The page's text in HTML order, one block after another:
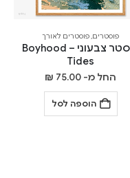
פוסטרים,פוסטרים לאורך
פוסטר צבעוני – Boyhood
Tides
החל מ- ₪ 75.00
הוספה לסל